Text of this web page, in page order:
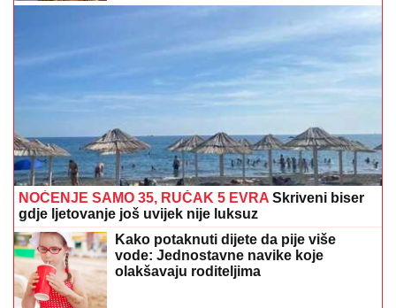
NOĆENJE SAMO 35, RUČAK 5 EVRA
Skriveni biser
gdje ljetovanje još uvijek nije luksuz
Kako potaknuti dijete da pije više
vode: Jednostavne navike koje
olakšavaju roditeljima
Roditelji, obratite pažnju: Ove naizgled
bezazlene rečenice mogu narušiti
dječje samopouzdanje